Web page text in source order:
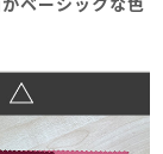
ベーシックな色